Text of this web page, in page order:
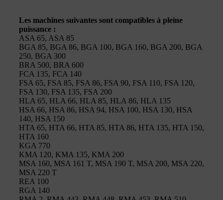
Les machines suivantes sont compatibles à pleine
puissance :
ASA 65, ASA 85
BGA 85, BGA 86, BGA 100, BGA 160, BGA 200, BGA
250, BGA 300
BRA 500, BRA 600
FCA 135, FCA 140
FSA 65, FSA 85, FSA 86, FSA 90, FSA 110, FSA 120,
FSA 130, FSA 135, FSA 200
HLA 65, HLA 66, HLA 85, HLA 86, HLA 135
HSA 66, HSA 86, HSA 94, HSA 100, HSA 130, HSA
140, HSA 150
HTA 65, HTA 66, HTA 85, HTA 86, HTA 135, HTA 150,
HTA 160
KGA 770
KMA 120, KMA 135, KMA 200
MSA 160, MSA 161 T, MSA 190 T, MSA 200, MSA 220,
MSA 220 T
REA 100
RGA 140